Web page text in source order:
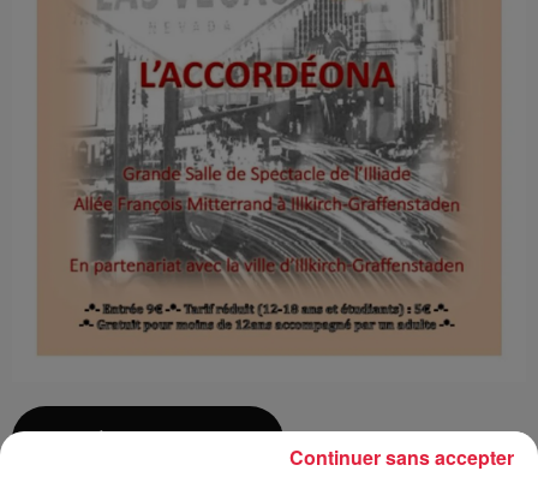
Continuer sans accepter